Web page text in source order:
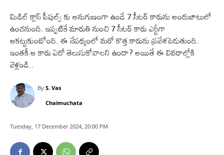
మిడిల్ క్లాస్ పీపుల్స్ కు అనుగుణంగా ఉండే 7 సీటర్ కారును అందుబాటులో
ఉంచనుంది. ఇప్పటికే మారుతి నుంచి 7 సీటర్ కారు ఎర్టీగా
ఆకట్టుకుంటోంది. ఈ నేపథ్యంలో మరో కొత్త కారును ప్రవేశపెడుతుంది.
ఇంతకీ ఆ కారు ఏదో తెలుసుకోవాలని ఉందా? అయితే ఈ వివరాల్లోకి
వెళ్లండి..
By S. Vas
Chaimuchata
Tuesday, 17 December 2024, 20:00 PM